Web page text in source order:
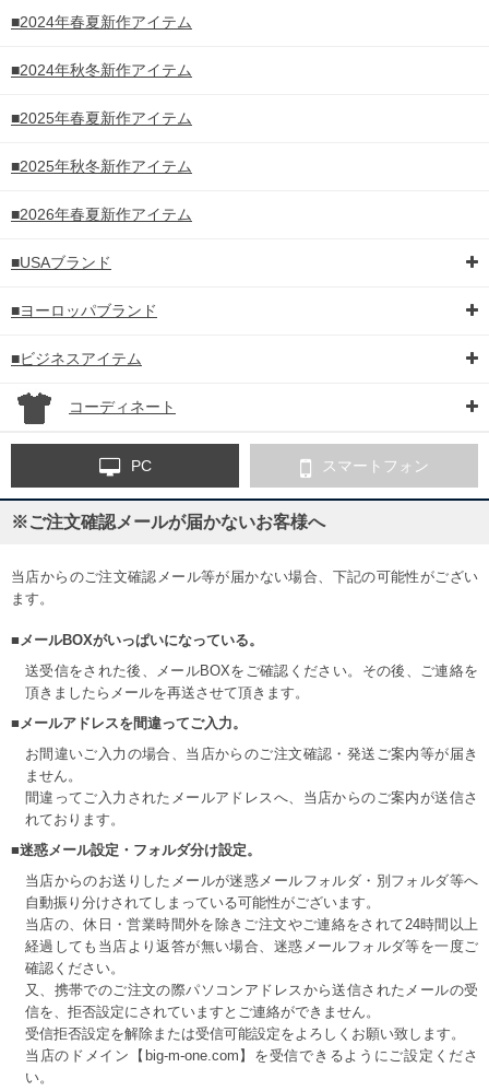
■2024年春夏新作アイテム
■2024年秋冬新作アイテム
■2025年春夏新作アイテム
■2025年秋冬新作アイテム
■2026年春夏新作アイテム
■USAブランド
■ヨーロッパブランド
■ビジネスアイテム
コーディネート
PC スマートフォン
※ご注文確認メールが届かないお客様へ
当店からのご注文確認メール等が届かない場合、下記の可能性がござい
ます。
■メールBOXがいっぱいになっている。
送受信をされた後、メールBOXをご確認ください。その後、ご連絡を
頂きましたらメールを再送させて頂きます。
■メールアドレスを間違ってご入力。
お間違いご入力の場合、当店からのご注文確認・発送ご案内等が届き
ません。
間違ってご入力されたメールアドレスへ、当店からのご案内が送信さ
れております。
■迷惑メール設定・フォルダ分け設定。
当店からのお送りしたメールが迷惑メールフォルダ・別フォルダ等へ
自動振り分けされてしまっている可能性がございます。
当店の、休日・営業時間外を除きご注文やご連絡をされて24時間以上
経過しても当店より返答が無い場合、迷惑メールフォルダ等を一度ご
確認ください。
又、携帯でのご注文の際パソコンアドレスから送信されたメールの受
信を、拒否設定にされていますとご連絡ができません。
受信拒否設定を解除または受信可能設定をよろしくお願い致します。
当店のドメイン【big-m-one.com】を受信できるようにご設定くださ
い。